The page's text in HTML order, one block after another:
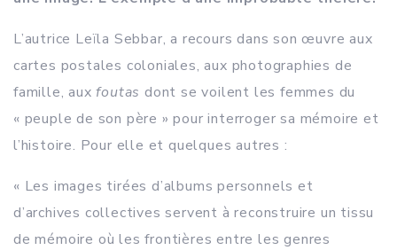
L’autrice Leïla Sebbar, a recours dans son œuvre aux
cartes postales coloniales, aux photographies de
famille, auxfoutas dont se voilent les femmes du
« peuple de son père » pour interroger sa mémoire et
l’histoire. Pour elle et quelques autres :
« Les images tirées d’albums personnels et
d’archives collectives servent à reconstruire un tissu
de mémoire où les frontières entre les genres